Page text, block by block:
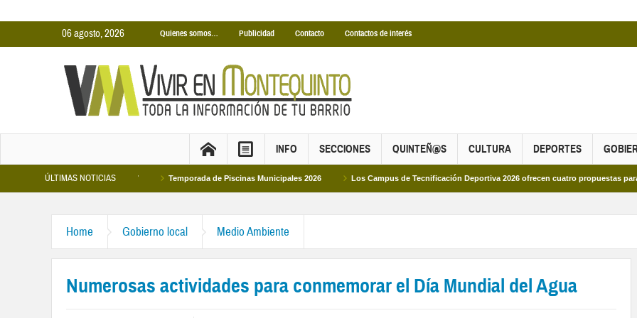
06 agosto, 2026 Quienes somos… Publicidad Contacto Contactos de interés
INFO SECCIONES QUINTEÑ@S CULTURA DEPORTES
ÚLTIMAS NOTICIAS
temporada 2026-2027 Temporada de Piscinas Municipales 2026 Los Campus de Tecnificación Deportiva 2026 ofrecen cuatro propuestas para disfrutar
Home Gobierno local Medio Ambiente
Numerosas actividades para conmemorar el Día Mundial del Agua